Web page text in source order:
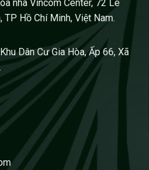
nhà Vincom Center, 72 Lê
TP Hồ Chí Minh, Việt Nam.
Dân Cư Gia Hòa, Ấp 66, Xã